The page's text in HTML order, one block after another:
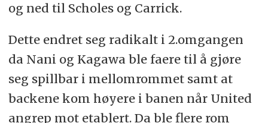
og ned til Scholes og Carrick.
Dette endret seg radikalt i 2.omgangen
da Nani og Kagawa ble faere til å gjøre
seg spillbar i mellomrommet samt at
backene kom høyere i banen når United
angrep mot etablert. Da ble flere rom